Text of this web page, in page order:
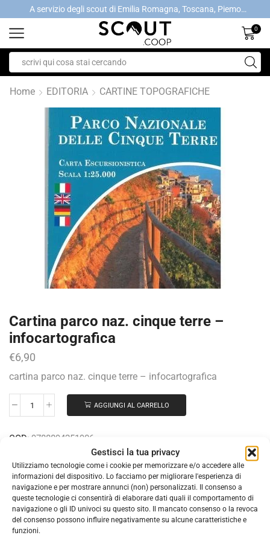
Gestisci la tua privacy
Utilizziamo tecnologie come i cookie per memorizzare e/o accedere alle
informazioni del dispositivo. Lo facciamo per migliorare l'esperienza di
navigazione e per mostrare annunci (non) personalizzati. Il consenso a
queste tecnologie ci consentirà di elaborare dati quali il comportamento di
navigazione o gli ID univoci su questo sito. Il mancato consenso o la revoca
del consenso possono influire negativamente su alcune caratteristiche e
funzioni.
A servizio degli scout di Emilia Romagna, Toscana, Piemonte, Valle d'Aosta- Gratis la spedizione con ordini > €40
0
Home EDITORIA CARTINE TOPOGRAFICHE
Cartina parco naz. cinque terre –
infocartografica
€6,90
cartina parco naz. cinque terre – infocartografica
AGGIUNGI AL CARRELLO
COD: 9788894251906
CARTINE TOPOGRAFICHE,EDITORIA
DESCRIZIONE INFORMAZIONI AGGIUNTIVE
Carta escursionistica scala 1:25000 del Parco Nazionale